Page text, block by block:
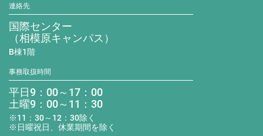
連絡先
国際センター
（相模原キャンパス）
B棟1階
事務取扱時間
平日9：00～17：00
土曜9：00～11：30
※11：30～12：30除く
※日曜祝日、休業期間を除く